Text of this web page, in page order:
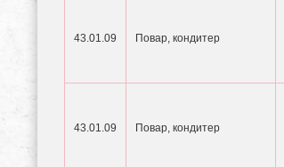
43.01.09 Повар, кондитер
43.01.09 Повар, кондитер